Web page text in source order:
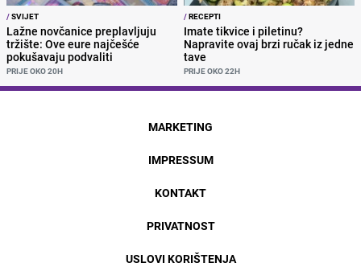
/SVIJET
Lažne novčanice preplavljuju
tržište: Ove eure najčešće
pokušavaju podvaliti
PRIJE OKO 20H
/RECEPTI
Imate tikvice i piletinu?
Napravite ovaj brzi ručak iz jedne
tave
PRIJE OKO 22H
MARKETING
IMPRESSUM
KONTAKT
PRIVATNOST
USLOVI KORIŠTENJA